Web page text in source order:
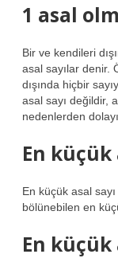
1 asal
Bir ve kendileri
asal sayılar denir.
dışında hiçbir
asal sayı değildir,
nedenlerden
En küçük
En küçük asal
bölünebilen en
En küçük